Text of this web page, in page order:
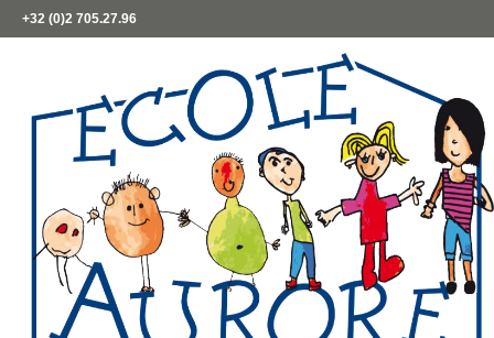
+32 (0)2 705.27.96